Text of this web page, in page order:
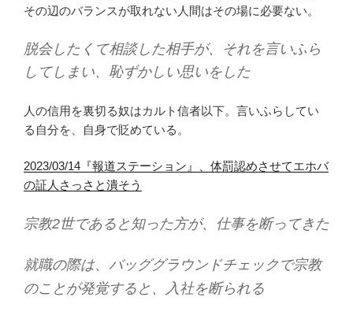
その辺のバランスが取れない人間はその場に必要ない。
脱会したくて相談した相手が、それを言いふら
してしまい、恥ずかしい思いをした
人の信用を裏切る奴はカルト信者以下。言いふらしてい
る自分を、自身で貶めている。
2023/03/14『報道ステーション』、体罰認めさせてエホバ
の証人さっさと潰そう
宗教2世であると知った方が、仕事を断ってきた
就職の際は、バッググラウンドチェックで宗教
のことが発覚すると、入社を断られる